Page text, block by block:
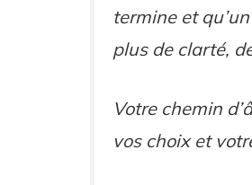
termine et
plus de clarté,
Votre chemin
vos choix et